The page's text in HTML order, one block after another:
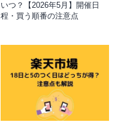
いつ？【2026年5月】開催日
程・買う順番の注意点